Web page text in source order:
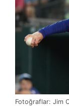
Fotoğraflar: Jim